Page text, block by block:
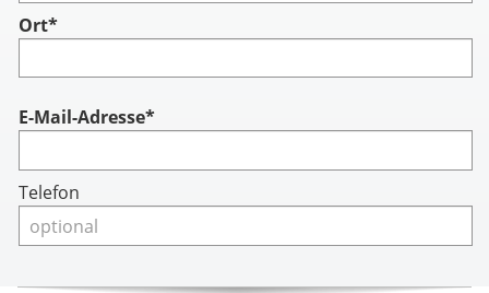
Ort*
Account
E-Mail-Adresse*
Telefon